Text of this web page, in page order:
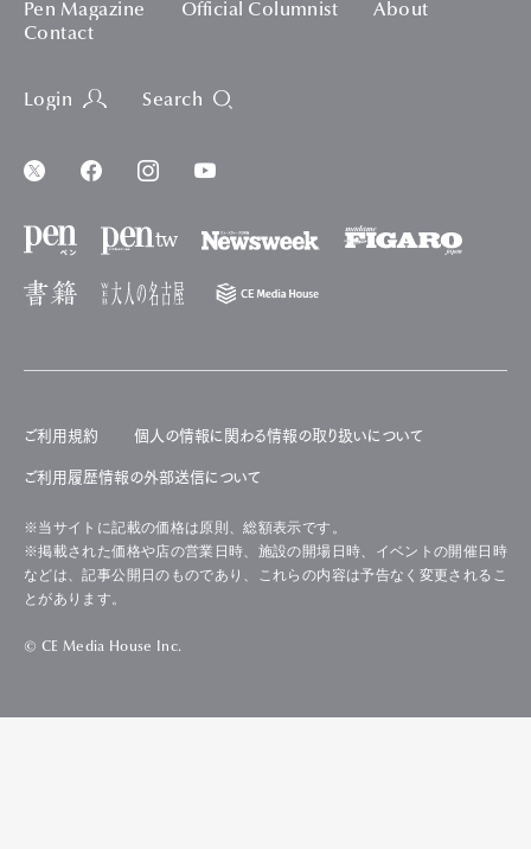
Pen Magazine Official Columnist
About
Contact
Login Search
ご利用規約 個人の情報に関わる情報の取り扱いについて
ご利用履歴情報の外部送信について
※当サイトに記載の価格は原則、総額表示です。
※掲載された価格や店の営業日時、施設の開場日時、イベントの開催日時
などは、記事公開日のものであり、これらの内容は予告なく変更されるこ
とがあります。
© CE Media House Inc.